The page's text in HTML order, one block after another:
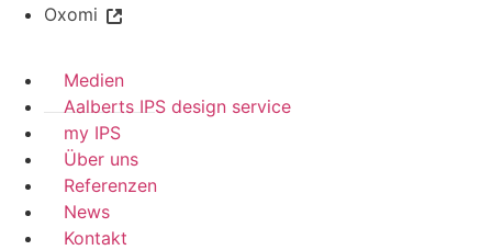
Oxomi
Medien
Aalberts IPS design service
my IPS
Über uns
Referenzen
News
Kontakt